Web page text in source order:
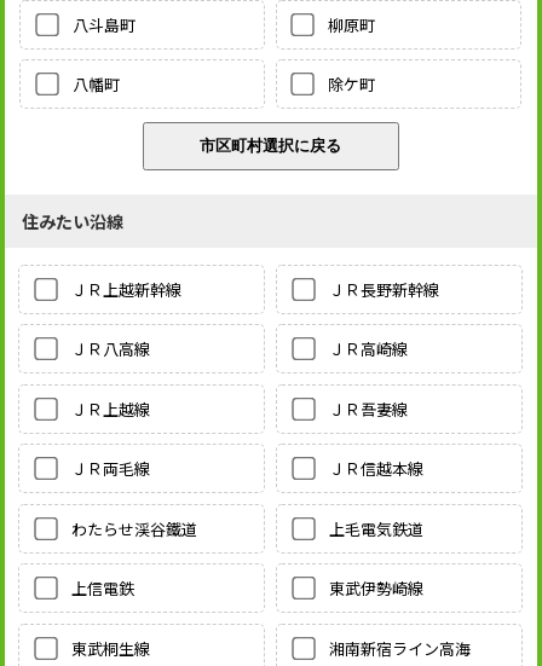
八斗島町 柳原町
八幡町 除ケ町
住みたい沿線
ＪＲ上越新幹線 ＪＲ長野新幹線
ＪＲ八高線 ＪＲ高崎線
ＪＲ上越線 ＪＲ吾妻線
ＪＲ両毛線 ＪＲ信越本線
わたらせ渓谷鐵道 上毛電気鉄道
上信電鉄 東武伊勢崎線
東武桐生線 湘南新宿ライン高海